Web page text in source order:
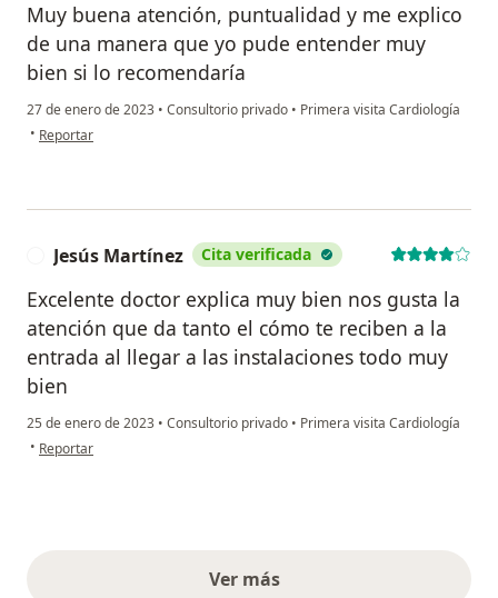
Muy buena atención, puntualidad y me explico
de una manera que yo pude entender muy
bien si lo recomendaría
27 de enero de 2023 • Consultorio privado • Primera visita Cardiología
• en opinión del usuario GCC
Reportar
Jesús Martínez Cita verificada
Excelente doctor explica muy bien nos gusta la
atención que da tanto el cómo te reciben a la
entrada al llegar a las instalaciones todo muy
bien
25 de enero de 2023 • Consultorio privado • Primera visita Cardiología
• en opinión del usuario Jesús Martínez
Reportar
Ver másopiniones anteriores